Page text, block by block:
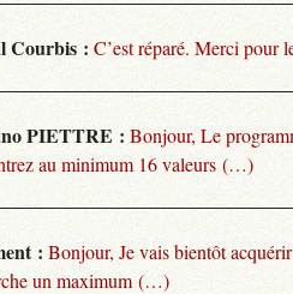
Courbis : C’est réparé. Merci pour
PIETTRE : Bonjour, Le
au minimum 16 valeurs (…)
: Bonjour, Je vais bientôt
un maximum (…)